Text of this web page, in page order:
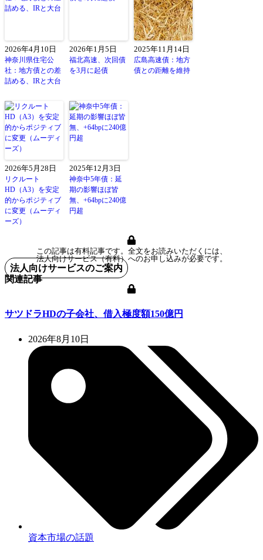
2026年4月10日
神奈川県住宅公
社：地方債との差
詰める、IRと大台
2026年1月5日
福北高速、次回債
を3月に起債
2025年11月14日
広島高速債：地方
債との距離を維持
2026年5月28日
リクルート
HD（A3）を安定
的からポジティブ
に変更（ムーディ
ーズ）
2025年12月3日
神奈中5年債：延
期の影響ほぼ皆
無、+64bpに240億
円超
この記事は有料記事です。全文をお読みいただくには、
法人向けサービス（有料）へのお申し込みが必要です。
法人向けサービスのご案内
関連記事
サツドラHDの子会社、借入極度額150億円
2026年8月10日
資本市場の話題